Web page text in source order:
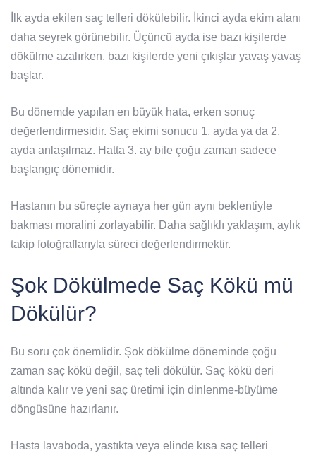
İlk ayda ekilen saç telleri dökülebilir. İkinci ayda ekim alanı
daha seyrek görünebilir. Üçüncü ayda ise bazı kişilerde
dökülme azalırken, bazı kişilerde yeni çıkışlar yavaş yavaş
başlar.
Bu dönemde yapılan en büyük hata, erken sonuç
değerlendirmesidir. Saç ekimi sonucu 1. ayda ya da 2.
ayda anlaşılmaz. Hatta 3. ay bile çoğu zaman sadece
başlangıç dönemidir.
Hastanın bu süreçte aynaya her gün aynı beklentiyle
bakması moralini zorlayabilir. Daha sağlıklı yaklaşım, aylık
takip fotoğraflarıyla süreci değerlendirmektir.
Şok Dökülmede Saç Kökü mü
Dökülür?
Bu soru çok önemlidir. Şok dökülme döneminde çoğu
zaman saç kökü değil, saç teli dökülür. Saç kökü deri
altında kalır ve yeni saç üretimi için dinlenme-büyüme
döngüsüne hazırlanır.
Hasta lavaboda, yastıkta veya elinde kısa saç telleri